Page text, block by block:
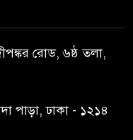
দ্রুত চার্জশিট
ঢাকাসহ ১০ অঞ্চলে
রোড, ৬ষ্ঠ তলা,
পাড়া, ঢাকা - ১২১৪